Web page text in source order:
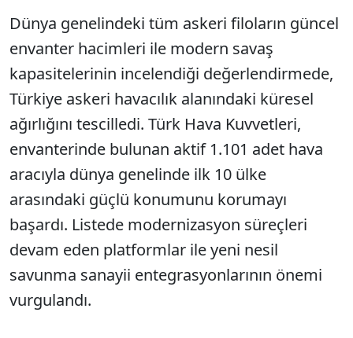
Dünya genelindeki tüm askeri filoların güncel
envanter hacimleri ile modern savaş
kapasitelerinin incelendiği değerlendirmede,
Türkiye askeri havacılık alanındaki küresel
ağırlığını tescilledi. Türk Hava Kuvvetleri,
envanterinde bulunan aktif 1.101 adet hava
aracıyla dünya genelinde ilk 10 ülke
arasındaki güçlü konumunu korumayı
başardı. Listede modernizasyon süreçleri
devam eden platformlar ile yeni nesil
savunma sanayii entegrasyonlarının önemi
vurgulandı.